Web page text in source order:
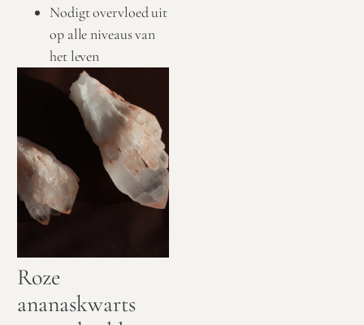
Nodigt overvloed uit
op alle niveaus van
het leven
Roze
ananaskwarts